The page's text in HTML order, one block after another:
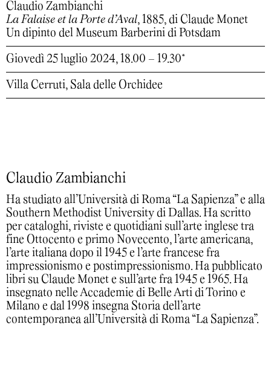
Claudio Zambianchi
La Falaise et la Porte d’Aval, 1885, di Claude Monet
Un dipinto del Museum Barberini di Potsdam
Giovedì 25 luglio 2024, 18.00 – 19.30*
Villa Cerruti, Sala delle Orchidee
Claudio Zambianchi
Ha studiato all’Università di Roma “La Sapienza” e alla
Southern Methodist University di Dallas. Ha scritto
per cataloghi, riviste e quotidiani sull’arte inglese tra
fine Ottocento e primo Novecento, l’arte americana,
l’arte italiana dopo il 1945 e l’arte francese fra
impressionismo e postimpressionismo. Ha pubblicato
libri su Claude Monet e sull’arte fra 1945 e 1965. Ha
insegnato nelle Accademie di Belle Arti di Torino e
Milano e dal 1998 insegna Storia dell’arte
contemporanea all’Università di Roma “La Sapienza”.